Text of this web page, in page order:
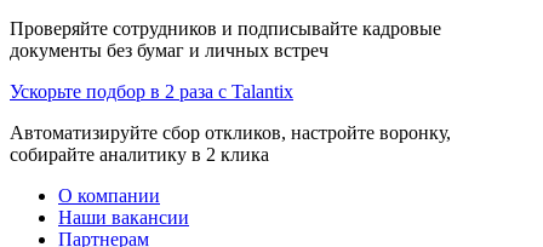
Проверяйте сотрудников и подписывайте кадровые
документы без бумаг и личных встреч
Ускорьте подбор в 2 раза с Talantix
Автоматизируйте сбор откликов, настройте воронку,
собирайте аналитику в 2 клика
О компании
Наши вакансии
Партнерам